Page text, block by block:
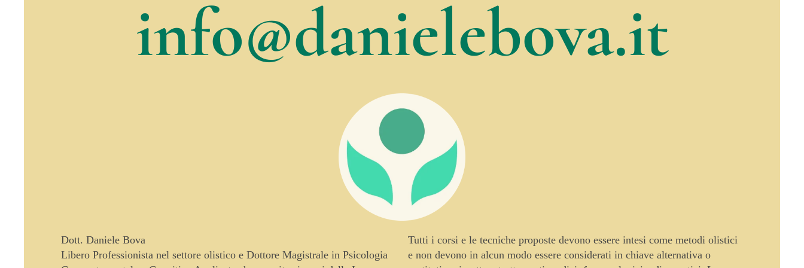
info@danielebova.it
Dott. Daniele Bova
Libero Professionista nel settore olistico e Dottore Magistrale in Psicologia
Tutti i corsi e le tecniche proposte devono essere intesi come metodi olistici
e non devono in alcun modo essere considerati in chiave alternativa o